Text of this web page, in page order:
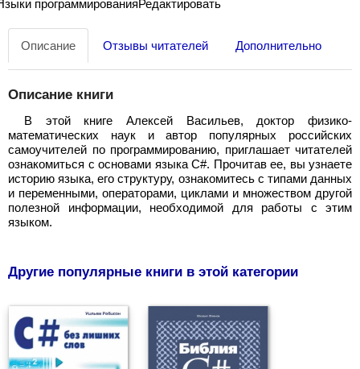
программированияРедактировать
Описание Отзывы читателей Дополнительно
Описание книги
В этой книге Алексей Васильев, доктор физико-
математических наук и автор популярных российских
самоучителей по программированию, приглашает читателей
ознакомиться с основами языка C#. Прочитав ее, вы узнаете
историю языка, его структуру, ознакомитесь с типами данных
и переменными, операторами, циклами и множеством другой
полезной информации, необходимой для работы с этим
языком.
Другие популярные книги в этой категории